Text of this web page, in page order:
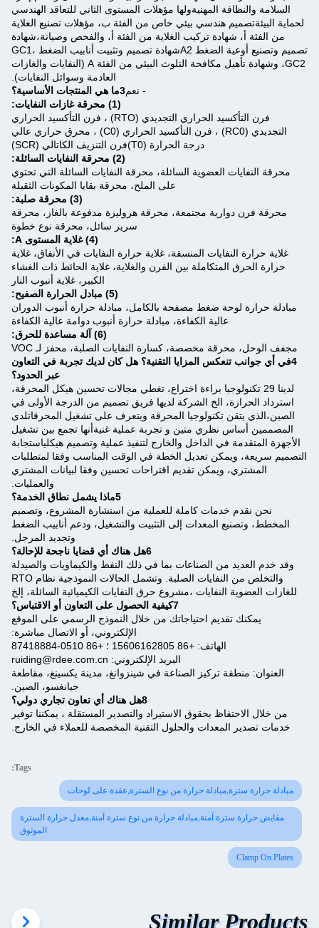
السلامة والنظافة المهنيةولها مؤهلات المستوى الثاني للتعاقد الهندسي
لحماية البيئةتصميم هندسي بيئي خاص من الفئة ب، مؤهلات تصنيع الغلاية
من الفئة أ، شهادة تركيب الغلاية من الفئة أ، والفحص وصيانة،شهادة
تصميم وتصنيع أوعية الضغط A2شهادة تصميم وتثبيت أنابيب الضغط GC1،
GC2، وشهادة تأهيل مكافحة التلوث البيئي من الفئة A (النفايات والغازات
العادمة وسوائل النفايات).
- نعم3ما هي المنتجات الأساسية؟
(1) محرقة غازات النفايات:
فرن التأكسيد الحراري التجديدي (RTO) ، فرن التأكسيد الحراري
التجديدي (RC0) ، فرن التأكسيد الحراري (C0) ، محرق حراري عالي
درجة الحرارة (T0)فرن التنزيف الكاتالي (SCR)
(2) محرقة النفايات السائلة:
محرقة النفايات العضوية السائلة، محرقة النفايات السائلة التي تحتوي
على الملح، محرقة بقايا المكونات الثقيلة
(3) محرقة صلبة:
محرقة فرن دوارية مجتمعة، محرقة هروليزة مدفوعة بالغاز، محرقة
سرير سائل، محرقة نوع خطوة
(4) غلاية المستوى A:
غلاية حرارة النفايات المنسقة، غلاية حرارة النفايات في الأنفاق، غلاية
حرارة الحرق المتكاملة بين الفرن والغلاية، غلاية الحائط ذات الغشاء
الكبير، غلاية أنبوب النار
(5) مبادل الحرارة الصفيح:
مبادلة حرارة لوحة ضغط مصفحة بالكامل، مبادلة حرارة أنبوب الدوران
عالية الكفاءة، مبادلة حرارة أنبوب دوامة عالية الكفاءة
(6) آلة مساعدة للحرق:
مجفف الوحل، محرقة مخصصة، كسارة النفايات الصلبة، محفز لـ VOC
4في أي جوانب تنعكس المزايا التقنية؟ هل كان لديك تجربة في التعاون
عبر الحدود؟
لدينا 29 تكنولوجيا براءة اختراع، تغطي مجالات تحسين هيكل المحرقة،
استرداد الحرارة، الخ الشركة لديها فريق تصميم من الدرجة الأولى في
الصين،الذي يتقن تكنولوجيا المحرقة ويتعرف على تشغيل المحرقاتلدى
المصممين أساس نظري متين و تجربة عملية غنيةأنها تجمع بين تشغيل
الأجهزة المتقدمة في الداخل والخارج لتنفيذ عملية وتصميم هيكلياستجابة
التصميم سريعة، ويمكن تعديل الخطة في الوقت المناسب وفقا لمتطلبات
المشتري، ويمكن تقديم اقتراحات تحسين وفقا لبيانات المشتري
والعمليات.
5ماذا يشمل نطاق الخدمة؟
نحن نقدم خدمات كاملة للعملية من استشارة المشروع، وتصميم
المخطط، وتصنيع المعدات إلى التثبيت والتشغيل، ودعم أنابيب الضغط
وتجديد المرجل.
6هل هناك أي قضايا ناجحة للإحالة؟
وقد خدم العديد من الصناعات بما في ذلك النفط والكيماويات والصيدلة
والتخلص من النفايات الصلبة. وتشمل الحالات النموذجية نظام RTO
للغازات العضوية النفايات ،مشروع حرق النفايات الكيميائية السائلة، إلخ
7كيفية الحصول على التعاون أو الاقتباس؟
يمكنك تقديم احتياجاتك من خلال النموذج الرسمي على الموقع
الإلكتروني، أو الاتصال مباشرة:
الهاتف: +86 15606162805 ؛ +86 0510-87418884
البريد الإلكتروني: ruiding@rdee.com.cn
العنوان: منطقة تركيز الصناعة في شينزوانغ، مدينة يكسينغ، مقاطعة
جيانغسو، الصين.
8هل هناك أي تعاون تجاري دولي؟
من خلال الاحتفاظ بحقوق الاستيراد والتصدير المستقلة ، يمكننا توفير
خدمات تصدير المعدات والحلول التقنية المخصصة للعملاء في الخارج.
Tags:
مبادلة حرارة سترة,مبادلة حرارة من نوع السترة,عقدة على لوحات
مقايض حرارة سترة آمنة,مبادلة حرارة من نوع سترة آمنة,معدل حرارة السترة
الموثوق
Clamp On Plates
Similar Products